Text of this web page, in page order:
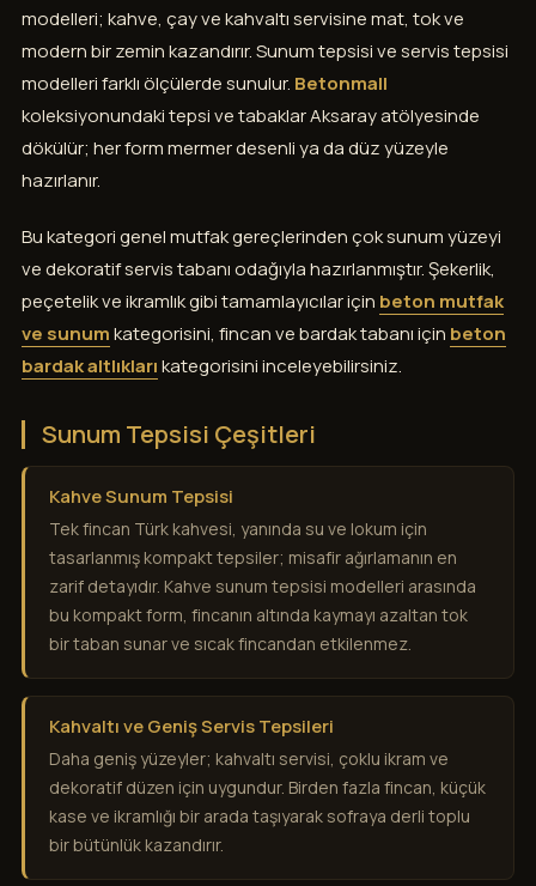
modelleri; kahve, çay ve kahvaltı servisine mat, tok ve
modern bir zemin kazandırır. Sunum tepsisi ve servis tepsisi
modelleri farklı ölçülerde sunulur. Betonmall
koleksiyonundaki tepsi ve tabaklar Aksaray atölyesinde
dökülür; her form mermer desenli ya da düz yüzeyle
hazırlanır.
Bu kategori genel mutfak gereçlerinden çok sunum yüzeyi
ve dekoratif servis tabanı odağıyla hazırlanmıştır. Şekerlik,
peçetelik ve ikramlık gibi tamamlayıcılar için beton mutfak
ve sunumkategorisini, fincan ve bardak tabanı için beton
bardak altlıklarıkategorisini inceleyebilirsiniz.
Sunum Tepsisi Çeşitleri
Kahve Sunum Tepsisi
Tek fincan Türk kahvesi, yanında su ve lokum için
tasarlanmış kompakt tepsiler; misafir ağırlamanın en
zarif detayıdır. Kahve sunum tepsisi modelleri arasında
bu kompakt form, fincanın altında kaymayı azaltan tok
bir taban sunar ve sıcak fincandan etkilenmez.
Kahvaltı ve Geniş Servis Tepsileri
Daha geniş yüzeyler; kahvaltı servisi, çoklu ikram ve
dekoratif düzen için uygundur. Birden fazla fincan, küçük
kase ve ikramlığı bir arada taşıyarak sofraya derli toplu
bir bütünlük kazandırır.